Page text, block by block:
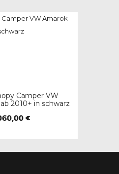
werden
Camper VW
2010+ in schwarz
€